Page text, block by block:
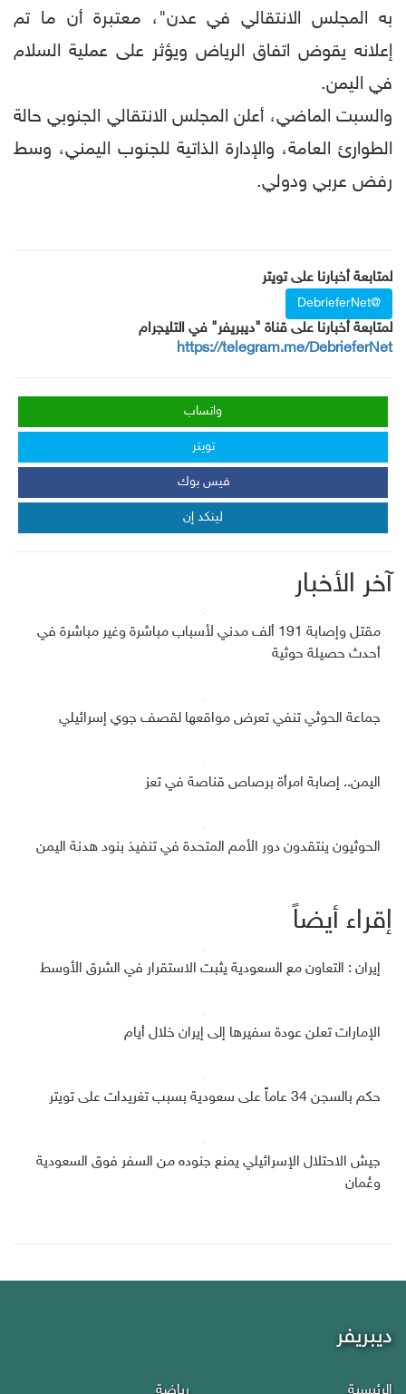
به المجلس الانتقالي في عدن"، معتبرة أن ما تم
إعلانه يقوض اتفاق الرياض ويؤثر على عملية السلام
في اليمن.
والسبت الماضي، أعلن المجلس الانتقالي الجنوبي حالة
الطوارئ العامة، والإدارة الذاتية للجنوب اليمني، وسط
رفض عربي ودولي.
لمتابعة أخبارنا على تويتر
@DebrieferNet
لمتابعة أخبارنا على قناة "ديبريفر" في التليجرام
https://telegram.me/DebrieferNet
واتساب
تويتر
فيس بوك
لينكد إن
آخر الأخبار
مقتل وإصابة 191 ألف مدني لأسباب مباشرة وغير مباشرة في
أحدث حصيلة حوثية
جماعة الحوثي تنفي تعرض مواقعها لقصف جوي إسرائيلي
اليمن.. إصابة امرأة برصاص قناصة في تعز
الحوثيون ينتقدون دور الأمم المتحدة في تنفيذ بنود هدنة اليمن
إقراء أيضاً
إيران : التعاون مع السعودية يثبت الاستقرار في الشرق الأوسط
الإمارات تعلن عودة سفيرها إلى إيران خلال أيام
حكم بالسجن 34 عاماً على سعودية بسبب تغريدات على تويتر
جيش الاحتلال الإسرائيلي يمنع جنوده من السفر فوق السعودية
وعُمان
ديبريفر